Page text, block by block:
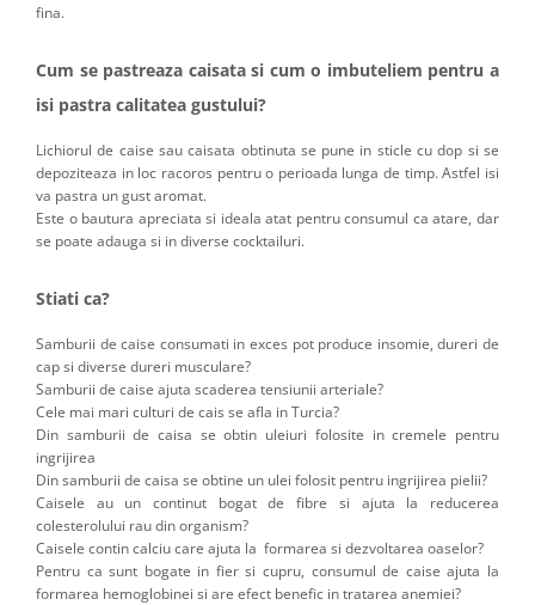
fina.
Cum se pastreaza caisata si cum o imbuteliem pentru a
isi pastra calitatea gustului?
Lichiorul de caise sau caisata obtinuta se pune in sticle cu dop si se
depoziteaza in loc racoros pentru o perioada lunga de timp. Astfel isi
va pastra un gust aromat.
Este o bautura apreciata si ideala atat pentru consumul ca atare, dar
se poate adauga si in diverse cocktailuri.
Stiati ca?
Samburii de caise consumati in exces pot produce insomie, dureri de
cap si diverse dureri musculare?
Samburii de caise ajuta scaderea tensiunii arteriale?
Cele mai mari culturi de cais se afla in Turcia?
Din samburii de caisa se obtin uleiuri folosite in cremele pentru
ingrijirea
Din samburii de caisa se obtine un ulei folosit pentru ingrijirea pielii?
Caisele au un continut bogat de fibre si ajuta la reducerea
colesterolului rau din organism?
Caisele contin calciu care ajuta la formarea si dezvoltarea oaselor?
Pentru ca sunt bogate in fier si cupru, consumul de caise ajuta la
formarea hemoglobinei si are efect benefic in tratarea anemiei?